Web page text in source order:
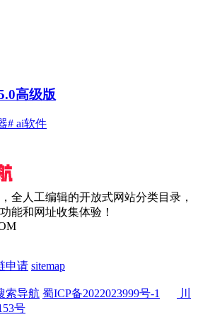
高级版
# ai软件
全人工编辑的开放式网站分类目录，
能和网址收集体验！
申请 sitemap
索导航 蜀ICP备2022023999号-1
川
号